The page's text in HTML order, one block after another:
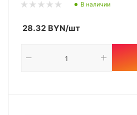
В наличии
28.32 BYN/шт